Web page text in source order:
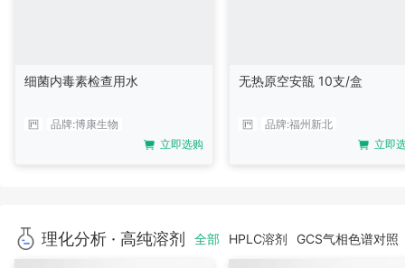
细菌内毒素检查用水
品牌:博康生物
立即选购
无热原空安瓿 10支/盒
品牌:福州新北
立即
理化分析 · 高纯溶剂 全部 HPLC溶剂 GCS气相色谱对照